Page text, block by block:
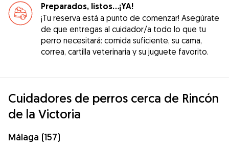
Preparados, listos...¡YA!
¡Tu reserva está a punto de comenzar! Asegúrate
de que entregas al cuidador/a todo lo que tu
perro necesitará: comida suficiente, su cama,
correa, cartilla veterinaria y su juguete favorito.
Cuidadores de perros cerca de Rincón
de la Victoria
Málaga (157)